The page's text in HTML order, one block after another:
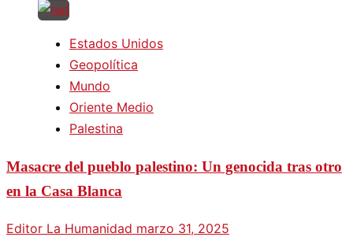
Estados Unidos
Geopolítica
Mundo
Oriente Medio
Palestina
Masacre del pueblo palestino: Un genocida tras otro
en la Casa Blanca
Editor La Humanidad marzo 31, 2025